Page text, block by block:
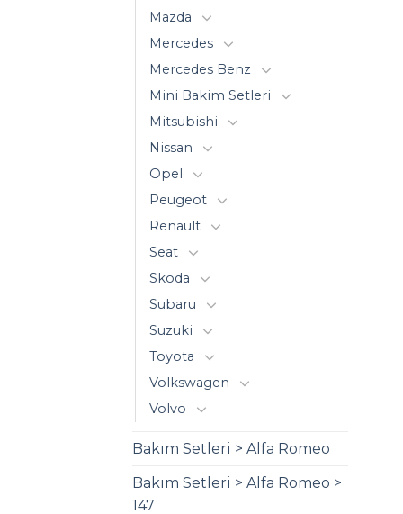
Mazda
Mercedes
Mercedes Benz
Mini Bakim Setleri
Mitsubishi
Nissan
Opel
Peugeot
Renault
Seat
Skoda
Subaru
Suzuki
Toyota
Volkswagen
Volvo
Bakım Setleri > Alfa Romeo
Bakım Setleri > Alfa Romeo >
147